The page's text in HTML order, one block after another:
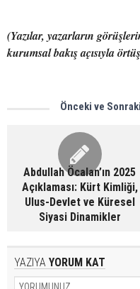
(Yazılar, yazarların
kurumsal bakış açısıyla
Önceki ve
Abdullah Öcalan’ın 2025
Açıklaması: Kürt Kimliği,
Ulus-Devlet ve Küresel
Siyasi Dinamikler
YAZIYA YORUM KAT